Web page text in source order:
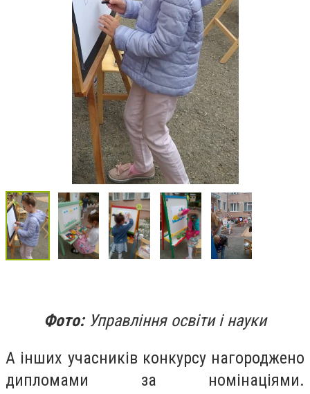
Фото:Управління освіти і науки
А інших учасників конкурсу нагороджено
дипломами за номінаціями.